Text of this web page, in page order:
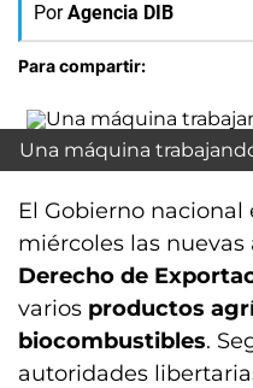
Por Agencia DIB
Para compartir:
Una máquina
El Gobierno nacional
miércoles las nuevas
Derecho de
varios productos
biocombustibles.
autoridades